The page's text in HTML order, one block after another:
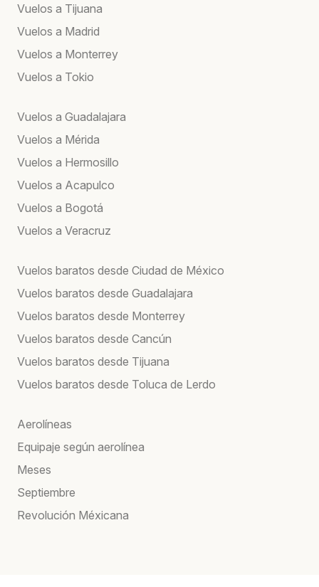
Vuelos a Tijuana
Vuelos a Madrid
Vuelos a Monterrey
Vuelos a Tokio
Vuelos a Guadalajara
Vuelos a Mérida
Vuelos a Hermosillo
Vuelos a Acapulco
Vuelos a Bogotá
Vuelos a Veracruz
Vuelos baratos desde Ciudad de México
Vuelos baratos desde Guadalajara
Vuelos baratos desde Monterrey
Vuelos baratos desde Cancún
Vuelos baratos desde Tijuana
Vuelos baratos desde Toluca de Lerdo
Aerolíneas
Equipaje según aerolínea
Meses
Septiembre
Revolución Méxicana